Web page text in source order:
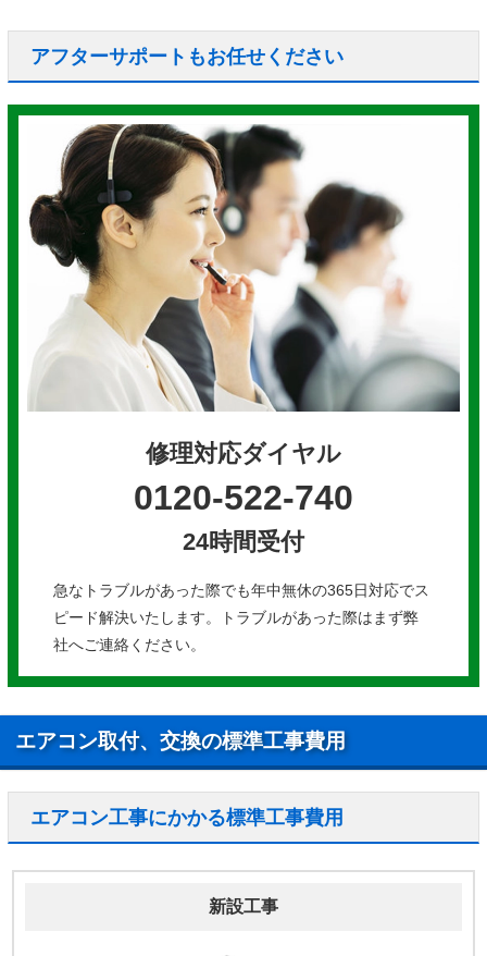
アフターサポートもお任せください
修理対応ダイヤル
0120-522-740
24時間受付
急なトラブルがあった際でも年中無休の365日対応でス
ピード解決いたします。トラブルがあった際はまず弊
社へご連絡ください。
エアコン取付、交換の標準工事費用
エアコン工事にかかる標準工事費用
新設工事